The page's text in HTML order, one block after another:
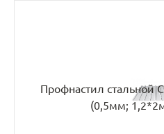
Профнастил стальной
(0,5мм;